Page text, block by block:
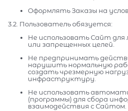
Оформлять Заказы на
3.2. Пользователь обязуется:
Не использовать Сайт
или запрещенных целей.
Не предпринимать
нарушить нормальную
создать чрезмерную
инфраструктуру.
Не использовать
(программы) для сбора
взаимодействия с Сайтом.